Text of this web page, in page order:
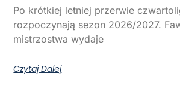
Po krótkiej letniej przerwie
rozpoczynają sezon 2026/2027.
mistrzostwa wydaje
Czytaj Dalej